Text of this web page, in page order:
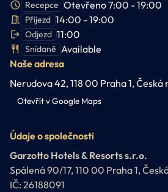
Recepce Otevřeno 7:00 - 19:00
Příjezd 14:00 - 19:00
Odjezd 11:00
Snídaně Available
Naše adresa
Nerudova 42, 118 00 Praha 1, Česká
Otevřít v Google Maps
Údaje o společnosti
Garzotto Hotels & Resorts s.r.o.
Spálená 90/17, 110 00 Praha 1,
IČ: 26188091